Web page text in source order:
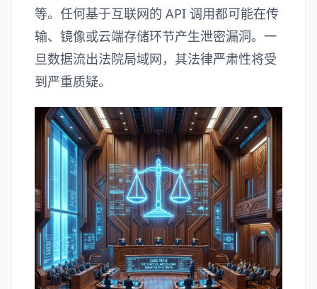
等。任何基于互联网的 API 调用都可能在传
输、镜像或云端存储环节产生泄密漏洞。一
旦数据流出法院局域网，其法律严肃性将受
到严重质疑。